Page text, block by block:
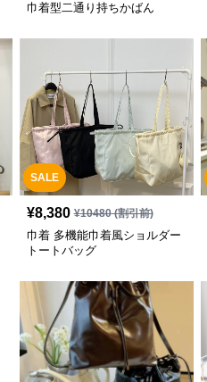
巾着型二通り持ちかばん
SALE
¥8,380 ¥10480(割引前)
巾着 多機能巾着風ショルダー
トートバッグ